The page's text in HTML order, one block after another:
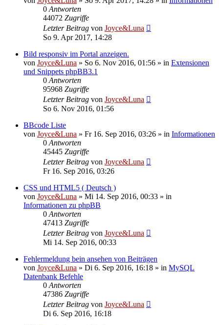
0 Antworten
44072 Zugriffe
Letzter Beitrag von Joyce&Luna
So 9. Apr 2017, 14:28
Bild responsiv im Portal anzeigen.
von Joyce&Luna » So 6. Nov 2016, 01:56 » in Extensionen
und Snippets phpBB3.1
0 Antworten
95968 Zugriffe
Letzter Beitrag von Joyce&Luna
So 6. Nov 2016, 01:56
BBcode Liste
von Joyce&Luna » Fr 16. Sep 2016, 03:26 » in Informationen
0 Antworten
45445 Zugriffe
Letzter Beitrag von Joyce&Luna
Fr 16. Sep 2016, 03:26
CSS und HTML5 ( Deutsch )
von Joyce&Luna » Mi 14. Sep 2016, 00:33 » in
Informationen zu phpBB
0 Antworten
47413 Zugriffe
Letzter Beitrag von Joyce&Luna
Mi 14. Sep 2016, 00:33
Fehlermeldung bein ansehen von Beiträgen
von Joyce&Luna » Di 6. Sep 2016, 16:18 » in MySQL
Datenbank Befehle
0 Antworten
47386 Zugriffe
Letzter Beitrag von Joyce&Luna
Di 6. Sep 2016, 16:18